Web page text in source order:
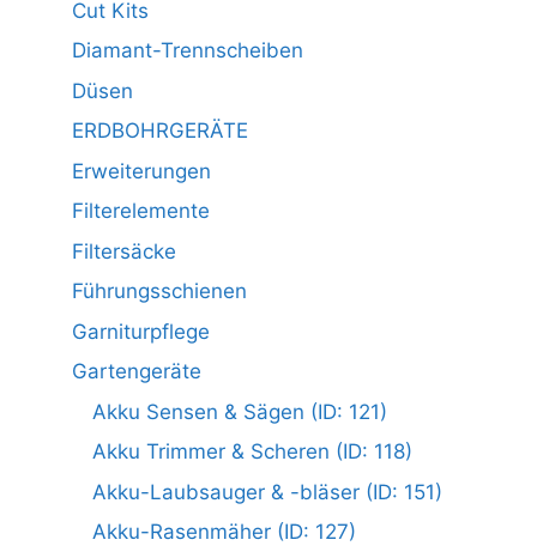
Cut Kits
Diamant-Trennscheiben
Düsen
ERDBOHRGERÄTE
Erweiterungen
Filterelemente
Filtersäcke
Führungsschienen
Garniturpflege
Gartengeräte
Akku Sensen & Sägen (ID: 121)
Akku Trimmer & Scheren (ID: 118)
Akku-Laubsauger & -bläser (ID: 151)
Akku-Rasenmäher (ID: 127)